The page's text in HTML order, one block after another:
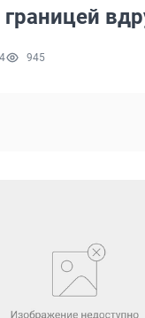
945